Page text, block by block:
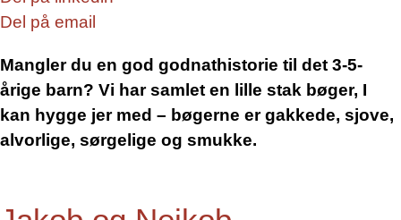
Del på email
Mangler du en god godnathistorie til det 3-5-
årige barn? Vi har samlet en lille stak bøger, I
kan hygge jer med – bøgerne er gakkede, sjove,
alvorlige, sørgelige og smukke.